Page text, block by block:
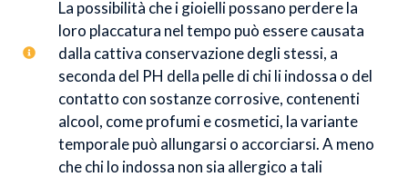
La possibilità che i gioielli possano perdere la
loro placcatura nel tempo può essere causata
dalla cattiva conservazione degli stessi, a
seconda del PH della pelle di chi li indossa o del
contatto con sostanze corrosive, contenenti
alcool, come profumi e cosmetici, la variante
temporale può allungarsi o accorciarsi. A meno
che chi lo indossa non sia allergico a tali